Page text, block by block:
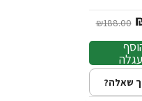
₪188.00
שאלה?